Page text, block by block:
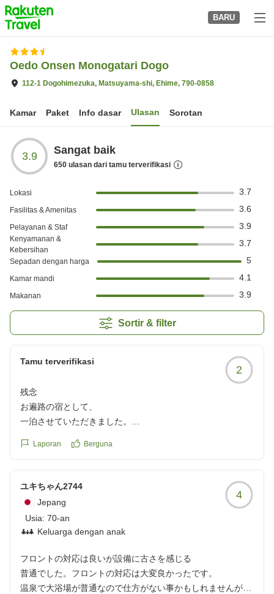
to
top
page
BARU
Oedo Onsen Monogatari Dogo
112-1 Dogohimezuka, Matsuyama-shi, Ehime, 790-0858
Kamar Paket Info dasar Ulasan Sorotan
3.9 Sangat baik
650 ulasan dari tamu terverifikasi
Lokasi 3.7
Fasilitas & Amenitas 3.6
Pelayanan & Staf 3.9
Kenyamanan &
Kebersihan
3.7
Sepadan dengan harga 5
Kamar mandi 4.1
Makanan 3.9
Sortir & filter
Tamu terverifikasi
2
残念
お遍路の宿として、
一泊させていただきました。
部屋の配線などには
他県の大江戸温泉には
何度も宿泊していますが食事
朝、夕方共に期待ハズレでした。コインランドリーも
洗剤をわざわざフロントに
買いに行かなければなりません。チェックインの時に伝えて
ほしかったです。
Laporan Berguna
ユキちゃん2744
Jepang
Usia: 70-an
Keluarga dengan anak
4
フロントの対応は良いが設備に古さを感じる
普通でした。フロントの対応は大変良かったです。
温泉で大浴場が普通なので仕方がない事かもしれませんが部